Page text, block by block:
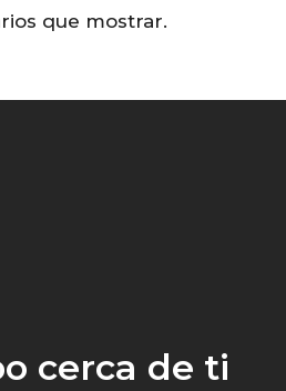
que mostrar.
cerca de ti